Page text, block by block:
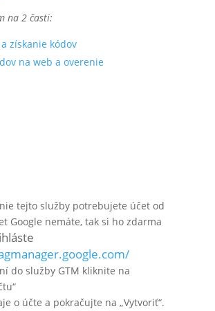
na 2 časti:
získanie kódov
na web a overenie
tejto služby potrebujete účet od
Google nemáte, tak si ho zdarma
do služby GTM kliknite na
o účte a pokračujte na „Vytvoriť“.